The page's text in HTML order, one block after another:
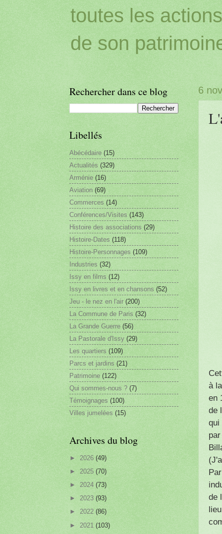
toutes les
de son
6
à
en
de
qui
de
Rechercher dans ce blog
Libellés
Abécédaire (15)
Actualités (329)
Arménie (16)
Aviation (69)
Commerces (14)
Conférences/Visites (143)
Histoire des associations (29)
Histoire-Dates (118)
Histoire-Personnages (109)
Industries (32)
Issy en films (12)
Issy en livres et en chansons (52)
Jeu - le nez en l'air (200)
La Commune de Paris (32)
La Grande Guerre (56)
La Pastorale d'Issy (29)
Les quartiers (109)
Parcs et jardins (21)
Patrimoine (122)
Qui sommes-nous ? (7)
Témoignages (100)
Villes jumelées (15)
Archives du blog
► 2026 (49)
► 2025 (70)
► 2024 (73)
► 2023 (93)
► 2022 (86)
► 2021 (103)